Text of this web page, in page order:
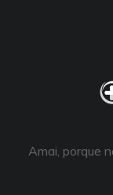
Amai, porque